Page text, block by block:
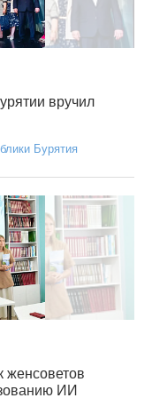
вручил
Бурятия
женсоветов
ИИ